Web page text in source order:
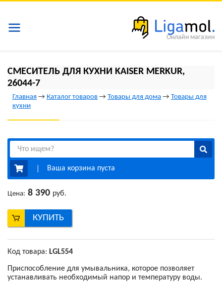
СМЕСИТЕЛЬ ДЛЯ КУХНИ KAISER MERKUR,
26044-7
Главная → Каталог товаров → Товары для дома → Товары для
кухни
Ваша корзина пуста
Цена: 8 390 руб.
КУПИТЬ
Код товара: LGL554
Приспособление для умывальника, которое позволяет
устанавливать необходимый напор и температуру воды.
Онлайн магазин